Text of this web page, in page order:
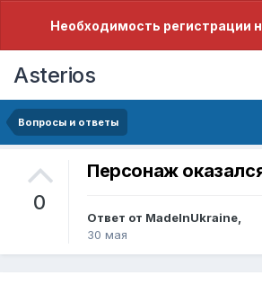
Необходимость регистрации
Asterios
Вопросы и ответы
0
Персонаж
Ответ от MadeInUkraine,
30 мая